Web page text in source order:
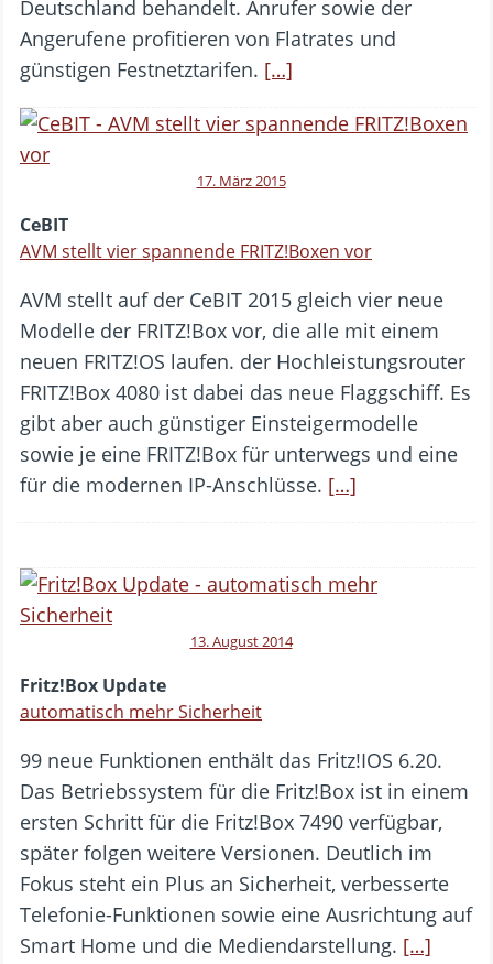
Deutschland behandelt. Anrufer sowie der
Angerufene profitieren von Flatrates und
günstigen Festnetztarifen. […]
17. März 2015
CeBIT
AVM stellt vier spannende FRITZ!Boxen vor
AVM stellt auf der CeBIT 2015 gleich vier neue
Modelle der FRITZ!Box vor, die alle mit einem
neuen FRITZ!OS laufen. der Hochleistungsrouter
FRITZ!Box 4080 ist dabei das neue Flaggschiff. Es
gibt aber auch günstiger Einsteigermodelle
sowie je eine FRITZ!Box für unterwegs und eine
für die modernen IP-Anschlüsse. […]
13. August 2014
Fritz!Box Update
automatisch mehr Sicherheit
99 neue Funktionen enthält das Fritz!IOS 6.20.
Das Betriebssystem für die Fritz!Box ist in einem
ersten Schritt für die Fritz!Box 7490 verfügbar,
später folgen weitere Versionen. Deutlich im
Fokus steht ein Plus an Sicherheit, verbesserte
Telefonie-Funktionen sowie eine Ausrichtung auf
Smart Home und die Mediendarstellung. […]